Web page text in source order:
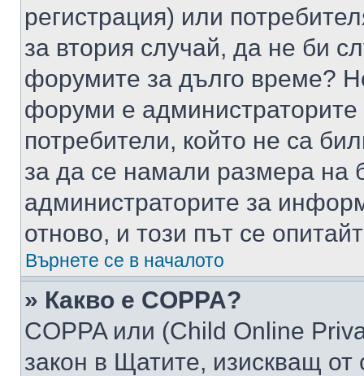
регистрация) или
за втория случай, да не би
форумите за дълго време?
форуми е администраторите
потребители, който не са
за да се намали размера на
администраторите за
отново, и този път се
Върнете се в началото
» Какво е COPPA?
COPPA или (Child Online
закон в Щатите, изискващ от